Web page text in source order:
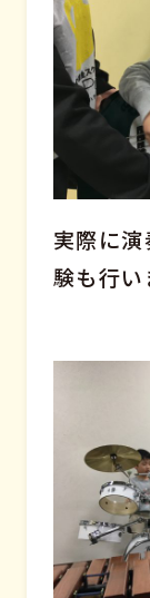
実際に
験も行い